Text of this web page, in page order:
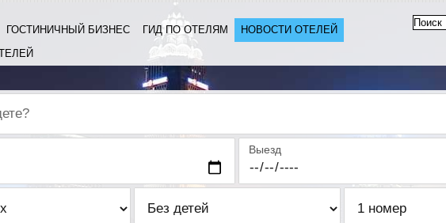
ГОСТИНИЧНЫЙ БИЗНЕС ГИД ПО ОТЕЛЯМ
НОВОСТИ ОТЕЛЕЙ
Выезд